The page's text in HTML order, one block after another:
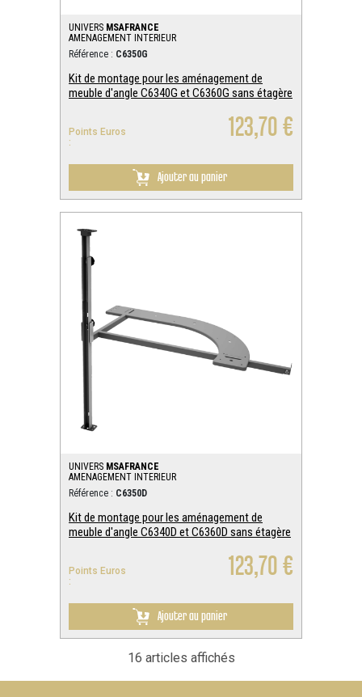
UNIVERS MSAFRANCE
AMENAGEMENT INTERIEUR
Référence : C6350G
Kit de montage pour les aménagement de
meuble d'angle C6340G et C6360G sans étagère
Points Euros
:
123,70 €
Ajouter au panier
UNIVERS MSAFRANCE
AMENAGEMENT INTERIEUR
Référence : C6350D
Kit de montage pour les aménagement de
meuble d'angle C6340D et C6360D sans étagère
Points Euros
:
123,70 €
Ajouter au panier
16 articles affichés